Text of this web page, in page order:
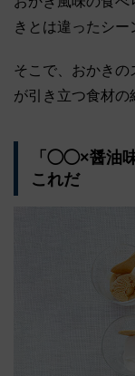
きとは違ったシー
そこで、おかきの
が引き立つ食材の
「◯◯×醤油
これだ